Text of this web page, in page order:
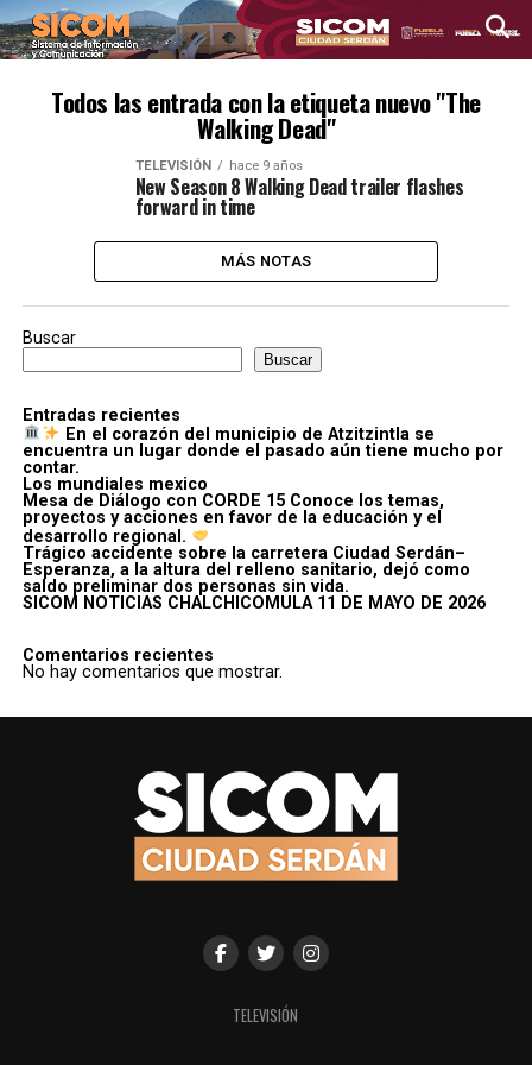
Todos las entrada con la etiqueta nuevo "The
Walking Dead"
TELEVISIÓN hace 9 años
New Season 8 Walking Dead trailer flashes
forward in time
MÁS NOTAS
Buscar
Buscar
Entradas recientes
En el corazón del municipio de Atzitzintla se
encuentra un lugar donde el pasado aún tiene mucho por
contar.
Los mundiales mexico
Mesa de Diálogo con CORDE 15 Conoce los temas,
proyectos y acciones en favor de la educación y el
desarrollo regional.
Trágico accidente sobre la carretera Ciudad Serdán–
Esperanza, a la altura del relleno sanitario, dejó como
saldo preliminar dos personas sin vida.
SICOM NOTICIAS CHALCHICOMULA 11 DE MAYO DE 2026
Comentarios recientes
No hay comentarios que mostrar.
TELEVISIÓN